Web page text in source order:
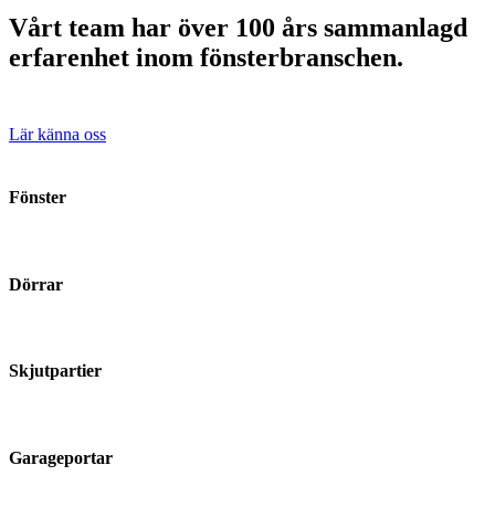
Vårt team har över 100 års sammanlagd
erfarenhet inom fönsterbranschen.
Lär känna oss
Fönster
Dörrar
Skjutpartier
Garageportar